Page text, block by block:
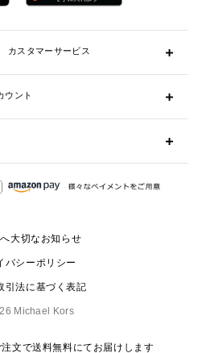
物すべて
ードケース・名刺入れ
ンダル
ニーカー
ウェア
カスタマーサービス
きますか？
商品分送ってもらえますか？
できないのですが？
？
ウント
大切なお知らせ
バシーポリシー
引法に基づく表記
Michael Kors
文で送料無料にてお届けします